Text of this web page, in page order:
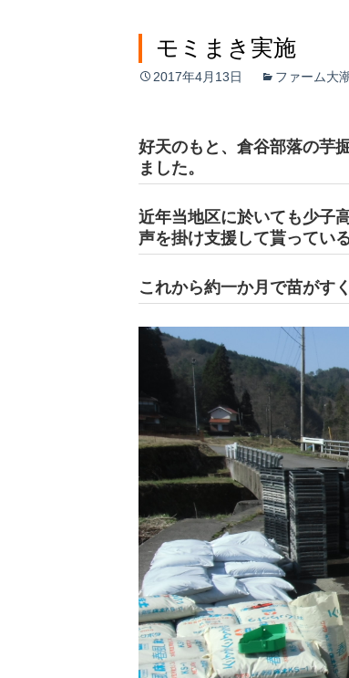
モミまき実施
2017年4月13日 ファーム大
好天のもと、倉谷部落の芋
ました。
近年当地区に於いても少子
声を掛け支援して貰ってい
これから約一か月で苗がす